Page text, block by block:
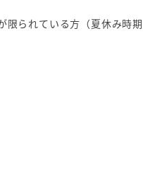
られている方（夏休み時